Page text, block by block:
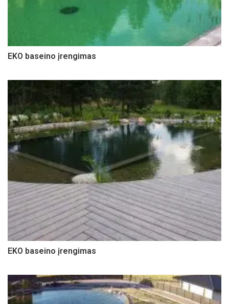
EKO baseino įrengimas
EKO baseino įrengimas